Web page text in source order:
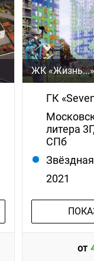
ЖК
ГК
литера
СПб
Звёздная
2021
от